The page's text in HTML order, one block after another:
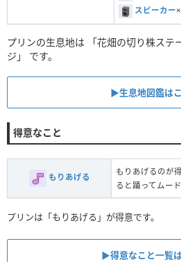
スピーカー
プリンの生息地は 「花畑の切り株ステ
ジ」 です。
▶︎生息地図鑑は
得意なこと
もりあげる
もりあげるのが
ると踊ってムー
プリンは「もりあげる」が得意です。
▶︎得意なこと一覧